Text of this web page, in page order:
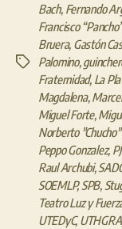
Etiquetas
Bach, Fernando
Francisco
Bruera, Gastón
Palomino,
Fraternidad, La
Magdalena,
Miguel Forte,
Norberto
Peppo Gonzalez,
Raul Archubi,
SOEMLP,SPB,
Teatro Luz y
UTEDyC,UTHGRA